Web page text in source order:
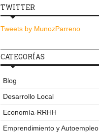
TWITTER
Tweets by MunozParreno
CATEGORÍAS
Blog
Desarrollo Local
Economía-RRHH
Emprendimiento y Autoempleo